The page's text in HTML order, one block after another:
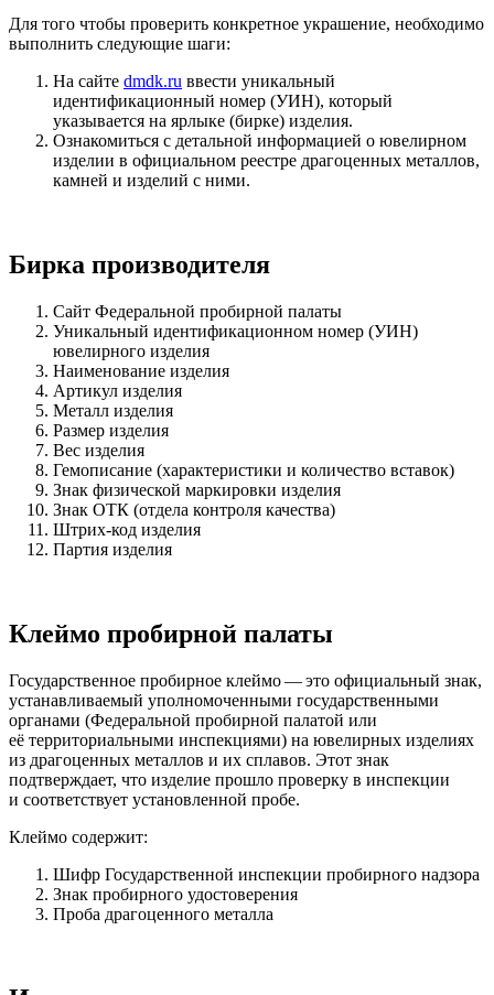
Для того чтобы проверить конкретное украшение, необходимо
выполнить следующие шаги:
На сайте dmdk.ru ввести уникальный
идентификационный номер (УИН), который
указывается на ярлыке (бирке) изделия.
Ознакомиться с детальной информацией о ювелирном
изделии в официальном реестре драгоценных металлов,
камней и изделий с ними.
Бирка производителя
Сайт Федеральной пробирной палаты
Уникальный идентификационном номер (УИН)
ювелирного изделия
Наименование изделия
Артикул изделия
Металл изделия
Размер изделия
Вес изделия
Гемописание (характеристики и количество вставок)
Знак физической маркировки изделия
Знак ОТК (отдела контроля качества)
Штрих-код изделия
Партия изделия
Клеймо пробирной палаты
Государственное пробирное клеймо — это официальный знак,
устанавливаемый уполномоченными государственными
органами (Федеральной пробирной палатой или
её территориальными инспекциями) на ювелирных изделиях
из драгоценных металлов и их сплавов. Этот знак
подтверждает, что изделие прошло проверку в инспекции
и соответствует установленной пробе.
Клеймо содержит:
Шифр Государственной инспекции пробирного надзора
Знак пробирного удостоверения
Проба драгоценного металла